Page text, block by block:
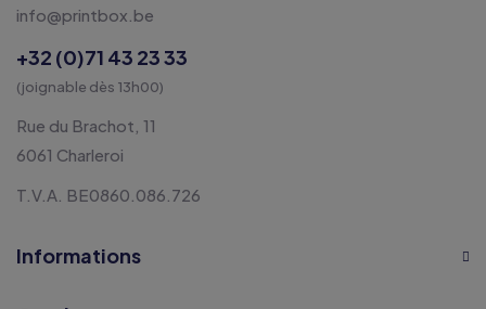
info@printbox.be
+32 (0)71 43 23 33
(joignable dès 13h00)
Rue du Brachot, 11
6061 Charleroi
T.V.A. BE0860.086.726
Informations